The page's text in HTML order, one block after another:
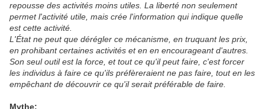
repousse des activités moins utiles. La liberté non seulement
permet l'activité utile, mais crée l'information qui indique quelle
est cette activité.
L'État ne peut que dérégler ce mécanisme, en truquant les prix,
en prohibant certaines activités et en en encourageant d'autres.
Son seul outil est la force, et tout ce qu'il peut faire, c'est forcer
les individus à faire ce qu'ils préfèreraient ne pas faire, tout en les
empêchant de découvrir ce qu'il serait préférable de faire.
Mythe: